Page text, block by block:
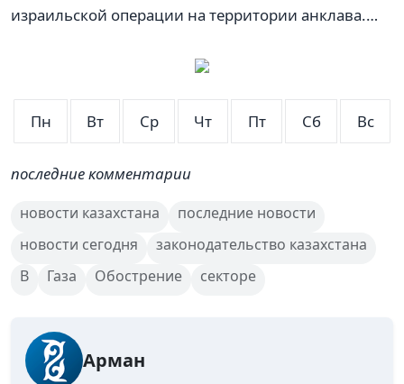
израильской операции на территории анклава.…
Пн Вт Ср Чт Пт Сб Вс
последние комментарии
новости казахстана
последние новости
новости сегодня
законодательство казахстана
В
Газа Обострение секторе
Арман